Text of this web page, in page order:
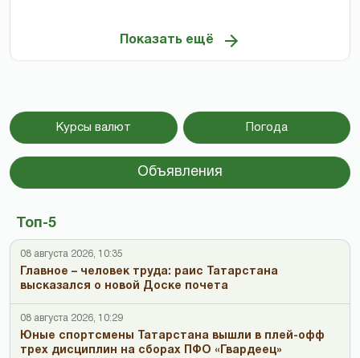
Показать ещё
Курсы валют Погода
Объявления
Топ-5
08 августа 2026, 10:35
Главное – человек труда: раис Татарстана
высказался о новой Доске почета
08 августа 2026, 10:29
Юные спортсмены Татарстана вышли в плей-офф
трех дисциплин на сборах ПФО «Гвардеец»